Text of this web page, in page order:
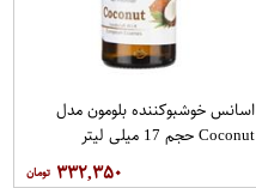
اسانس خوشبوکننده بلومون مدل
Coconut حجم 17 میلی لیتر
۳۳۲,۳۵۰